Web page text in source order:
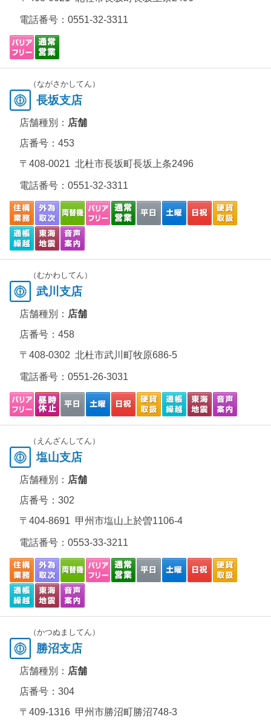
電話番号： 0551-32-3311
（ながさかしてん）
長坂支店
店舗種別： 店舗
店番号：453
〒408-0021 北杜市長坂町長坂上条2496
電話番号： 0551-32-3311
（むかわしてん）
武川支店
店舗種別： 店舗
店番号：458
〒408-0302 北杜市武川町牧原686-5
電話番号： 0551-26-3031
（えんざんしてん）
塩山支店
店舗種別： 店舗
店番号：302
〒404-8691 甲州市塩山上於曽1106-4
電話番号： 0553-33-3211
（かつぬましてん）
勝沼支店
店舗種別： 店舗
店番号：304
〒409-1316 甲州市勝沼町勝沼748-3